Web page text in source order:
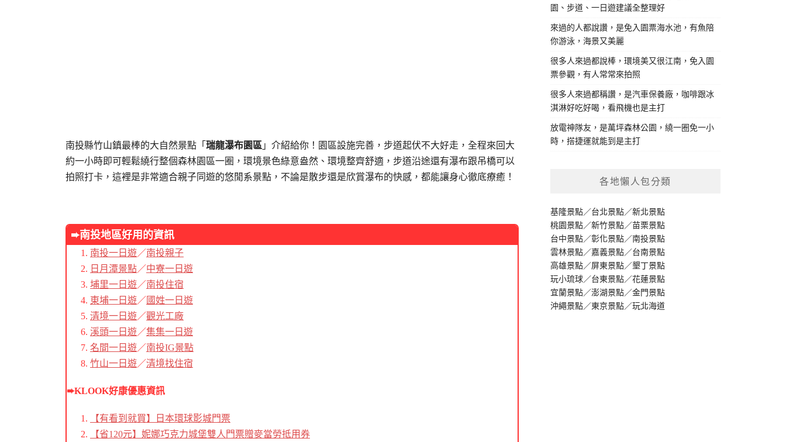
南投縣竹山鎮最棒的大自然景點「 瑞龍瀑布園區 」介紹給你！園區設施完善，步道起伏不大好走，全程來回大
約一小時即可輕鬆繞行整個森林園區一圈，環境景色綠意盎然、環境整齊舒適，步道沿途還有瀑布跟吊橋可以
拍照打卡，這裡是非常適合親子同遊的悠閒系景點，不論是散步還是欣賞瀑布的快感，都能讓身心徹底療癒！
➨南投地區好用的資訊
南投一日遊／南投親子
日月潭景點／中寮一日遊
埔里一日遊／南投住宿
東埔一日遊／ 國姓一日遊
清境一日遊／觀光工廠
溪頭一日遊／集集一日遊
名間一日遊／南投IG景點
竹山一日遊／清境找住宿
➨KLOOK好康優惠資訊
【有看到就買】日本環球影城門票
【省120元】妮娜巧克力城堡雙人門票贈麥當勞抵用券
園、步道、一日遊建議全整理好
來過的人都說讚，是免入園票海水池，有魚陪
你游泳，海景又美麗
很多人來過都說棒，環境美又很江南，免入園
票參觀，有人常常來拍照
很多人來過都稱讚，是汽車保養廠，咖啡跟冰
淇淋好吃好喝，看飛機也是主打
放電神隊友，是萬坪森林公園，繞一圈免一小
時，搭捷運就能到是主打
各地懶人包分類
基隆景點／台北景點／新北景點
桃園景點／新竹景點／苗栗景點
台中景點／彰化景點／南投景點
雲林景點／嘉義景點／台南景點
高雄景點／屏東景點／墾丁景點
玩小琉球／台東景點／花蓮景點
宜蘭景點／澎湖景點／金門景點
沖繩景點／東京景點／玩北海道